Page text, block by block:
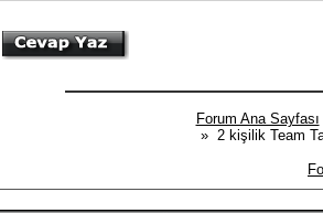
Forum Ana Sayfası
» 2 kişilik Team